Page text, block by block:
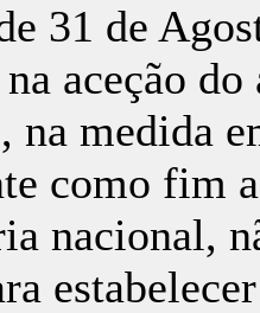
31 de
aceção
na medida
como fim
nacional,